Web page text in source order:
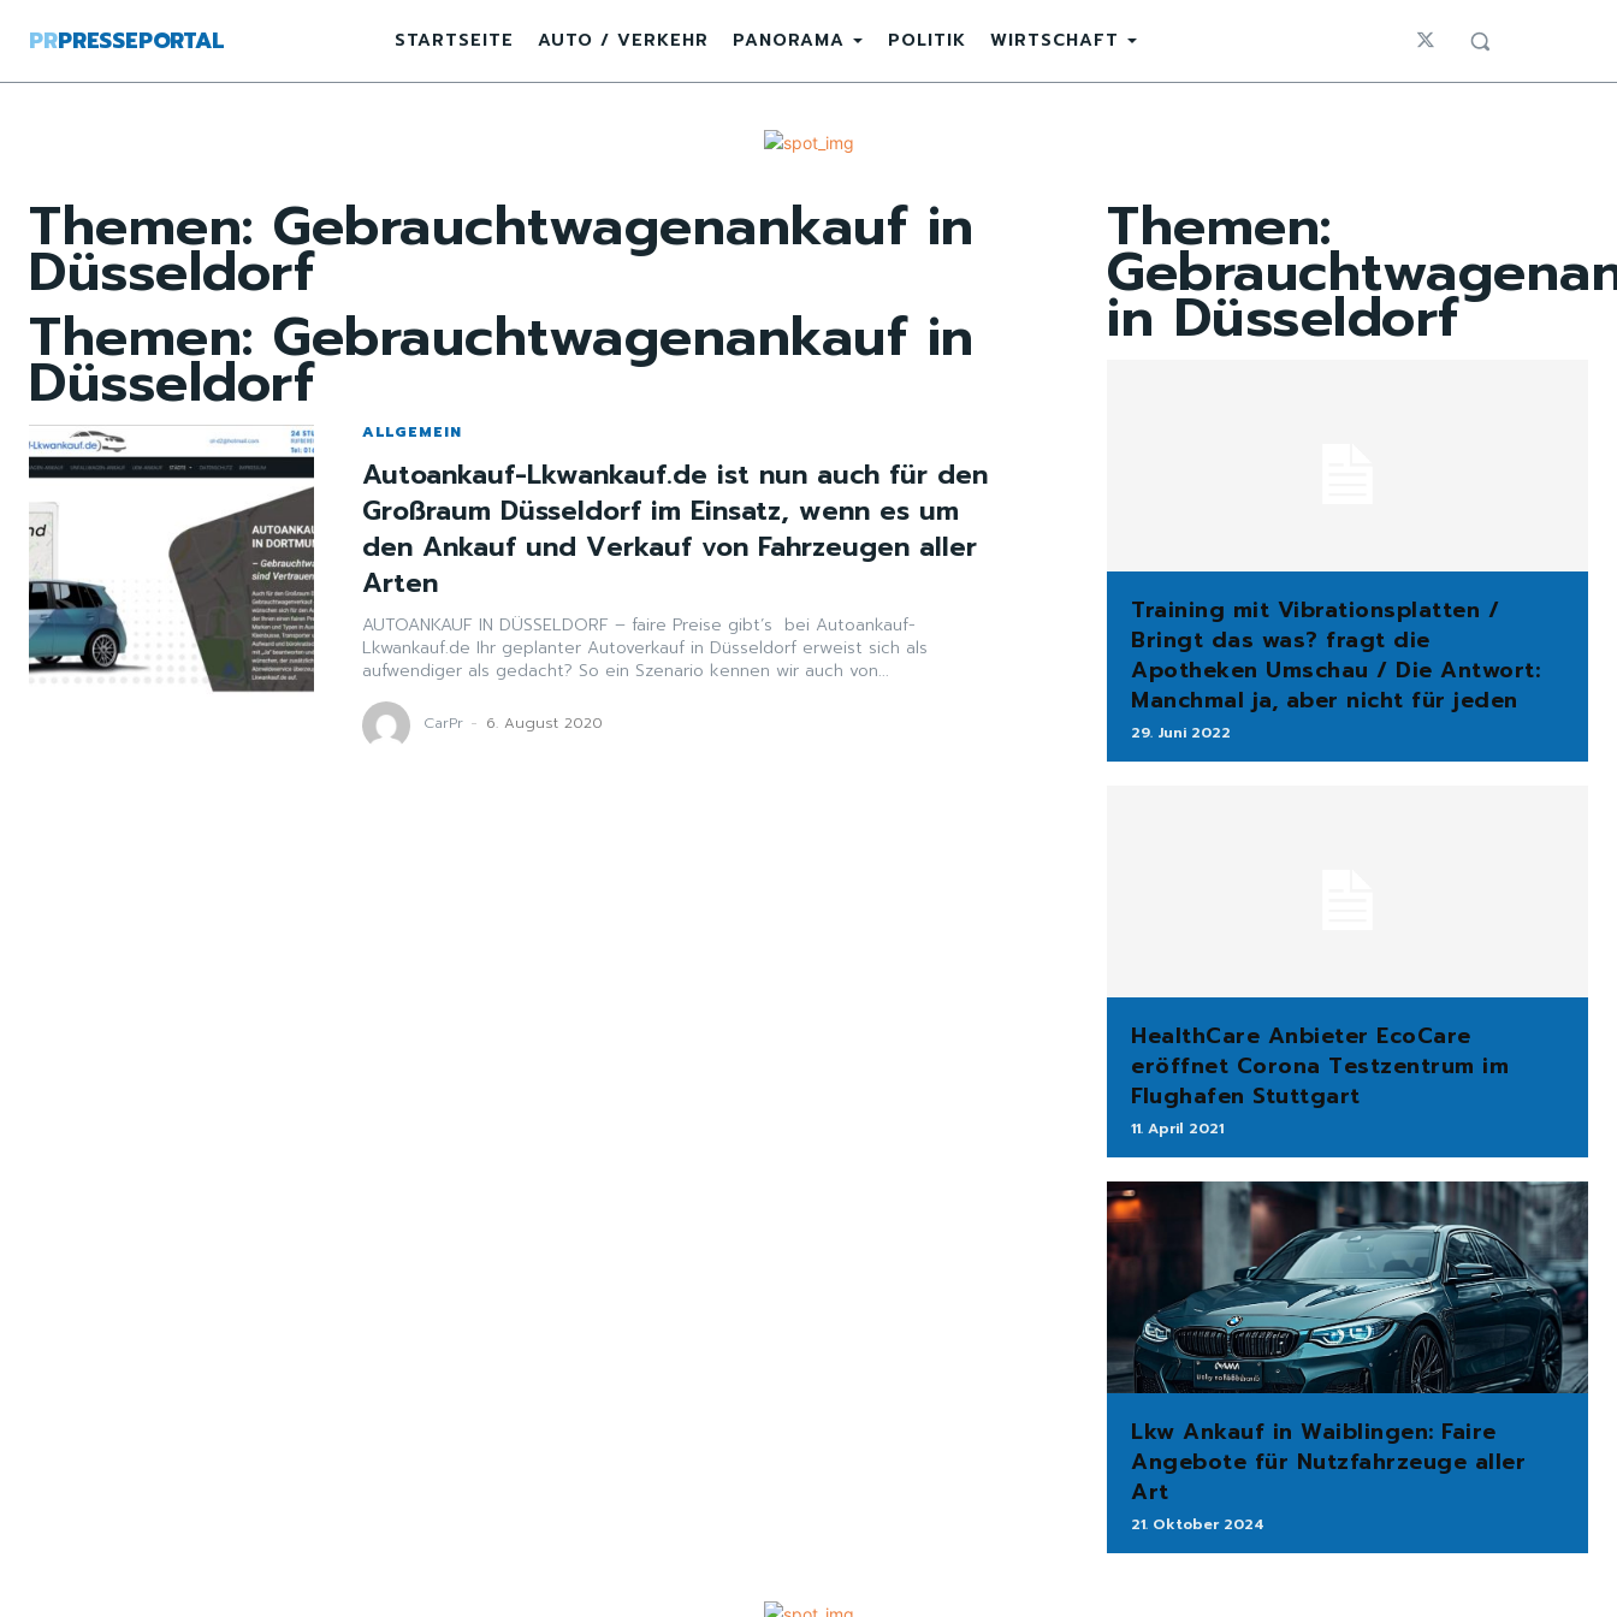
PRPRESSEPORTAL STARTSEITE AUTO / VERKEHR PANORAMA POLITIK WIRTSCHAFT
Themen: Gebrauchtwagenankauf in
Düsseldorf
Themen: Gebrauchtwagenankauf in
Düsseldorf
ALLGEMEIN
Autoankauf-Lkwankauf.de ist nun auch für den
Großraum Düsseldorf im Einsatz, wenn es um
den Ankauf und Verkauf von Fahrzeugen aller
Arten
AUTOANKAUF IN DÜSSELDORF – faire Preise gibt’s bei Autoankauf-
Lkwankauf.de Ihr geplanter Autoverkauf in Düsseldorf erweist sich als
aufwendiger als gedacht? So ein Szenario kennen wir auch von...
CarPr - 6. August 2020
Themen:
in Düsseldorf
Training mit Vibrationsplatten /
Bringt das was? fragt die
Apotheken Umschau / Die Antwort:
Manchmal ja, aber nicht für jeden
29. Juni 2022
HealthCare Anbieter EcoCare
eröffnet Corona Testzentrum im
Flughafen Stuttgart
11. April 2021
Lkw Ankauf in Waiblingen: Faire
Angebote für Nutzfahrzeuge aller
Art
21. Oktober 2024